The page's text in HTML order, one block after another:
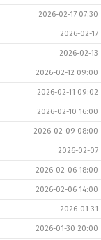
2026-02-17 07:30
2026-02-17
2026-02-13
2026-02-12 09:00
2026-02-11 09:02
2026-02-10 16:00
2026-02-09 08:00
2026-02-07
2026-02-06 18:00
2026-02-06 14:00
2026-01-31
2026-01-30 20:00